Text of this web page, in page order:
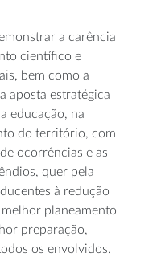
a carência
científico e
bem como a
aposta estratégica
educação, na
do território, com
ocorrências e as
quer pela
à redução
planeamento
preparação,
os envolvidos.